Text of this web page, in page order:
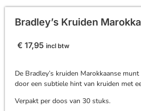
Bradley’s Kruiden
€ 17,95 incl btw
De Bradley’s kruiden Marokkaanse
door een subtiele hint van kruiden met
Verpakt per doos van 30 stuks.